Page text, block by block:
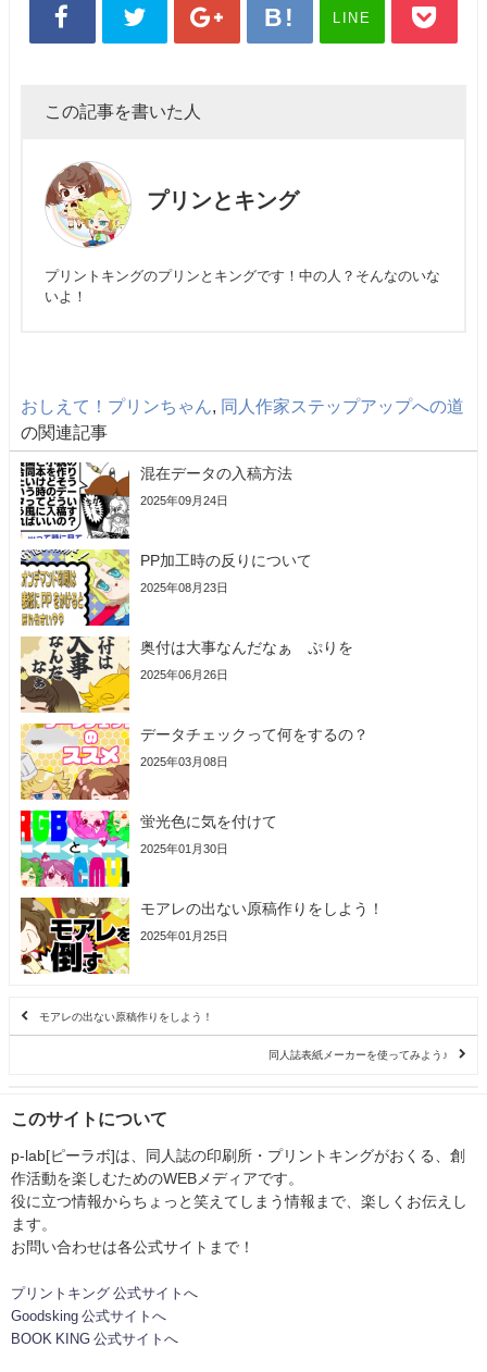
LINE
この記事を書いた人
プリンとキング
プリントキングのプリンとキングです！中の人？そんなのいな
いよ！
おしえて！プリンちゃん
同人作家ステップアップへの道
の関連記事
混在データの入稿方法
2025年09月24日
PP加工時の反りについて
2025年08月23日
奥付は大事なんだなぁ ぷりを
2025年06月26日
データチェックって何をするの？
2025年03月08日
蛍光色に気を付けて
2025年01月30日
モアレの出ない原稿作りをしよう！
2025年01月25日
モアレの出ない原稿作りをしよう！
同人誌表紙メーカーを使ってみよう♪
このサイトについて
p-lab[ピーラボ]は、同人誌の印刷所・プリントキングがおくる、創
作活動を楽しむためのWEBメディアです。
役に立つ情報からちょっと笑えてしまう情報まで、楽しくお伝えし
ます。
お問い合わせは各公式サイトまで！
プリントキング 公式サイトへ
Goodsking 公式サイトへ
BOOK KING 公式サイトへ